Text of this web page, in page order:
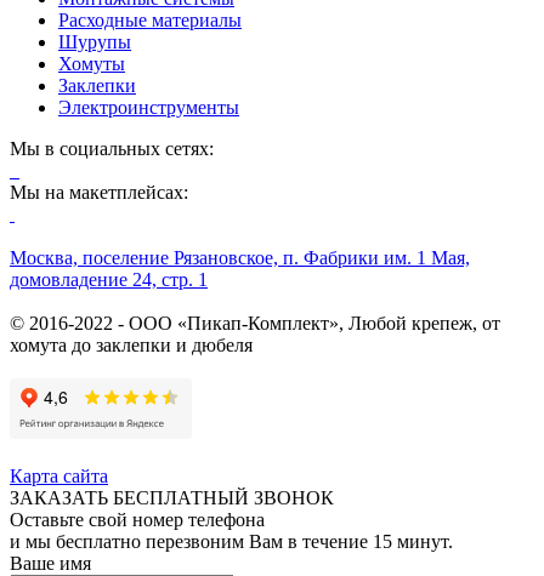
Расходные материалы
Шурупы
Хомуты
Заклепки
Электроинструменты
Мы в социальных сетях:
Мы на макетплейсах:
Москва, поселение Рязановское, п. Фабрики им. 1 Мая,
домовладение 24, стр. 1
© 2016-2022 - ООО «Пикап-Комплект», Любой крепеж, от
хомута до заклепки и дюбеля
Карта сайта
ЗАКАЗАТЬ БЕСПЛАТНЫЙ ЗВОНОК
Оставьте свой номер телефона
и мы бесплатно перезвоним Вам в течение 15 минут.
Ваше имя